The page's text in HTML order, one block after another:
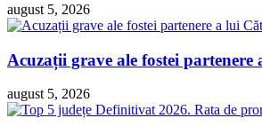
august 5, 2026
Acuzații grave ale fostei
august 5, 2026